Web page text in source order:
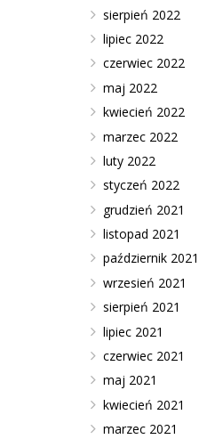
sierpień 2022
lipiec 2022
czerwiec 2022
maj 2022
kwiecień 2022
marzec 2022
luty 2022
styczeń 2022
grudzień 2021
listopad 2021
październik 2021
wrzesień 2021
sierpień 2021
lipiec 2021
czerwiec 2021
maj 2021
kwiecień 2021
marzec 2021